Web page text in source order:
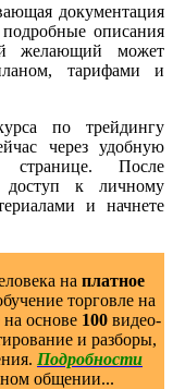
документация
описания
желающий может
тарифами и
по трейдингу
через удобную
После
доступ к личному
и начнете
на платное
торговле на
основе 100видео-
и разборы,
Подробности
общении...